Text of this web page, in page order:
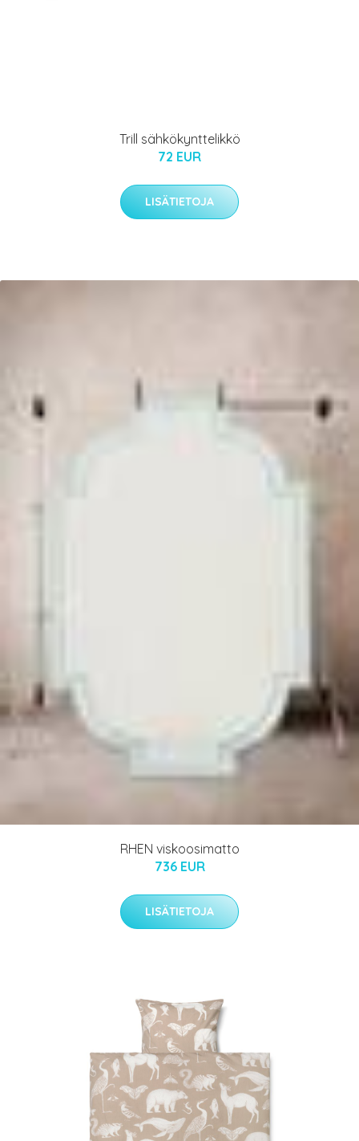
Trill sähkökynttelikkö
72 EUR
LISÄTIETOJA
RHEN viskoosimatto
736 EUR
LISÄTIETOJA